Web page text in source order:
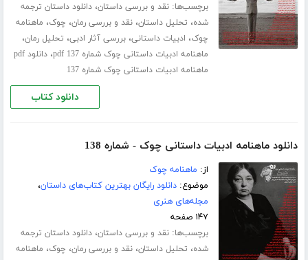
برچسب‌ها:نقد و بررسی داستان،دانلود داستان ترجمه
شده، تحلیل داستان،نقد و بررسی رمان، چوک، ماهنامه
چوک، ادبیات داستانی،بررسی آثار ادبی، تحلیل رمان،
ماهنامه ادبیات داستانی چوک شماره 137 pdf ،
دانلود pdf
ماهنامه ادبیات داستانی چوک شماره 137
دانلود کتاب
دانلود ماهنامه ادبیات داستانی چوک - شماره 138
از: ماهنامه چوک
موضوع:دانلود رایگان بهترین کتاب‌های داستان،
مجله‌های هنری
۱۴۷ صفحه
برچسب‌ها:نقد و بررسی داستان،دانلود داستان ترجمه
شده، تحلیل داستان،نقد و بررسی رمان، چوک، ماهنامه